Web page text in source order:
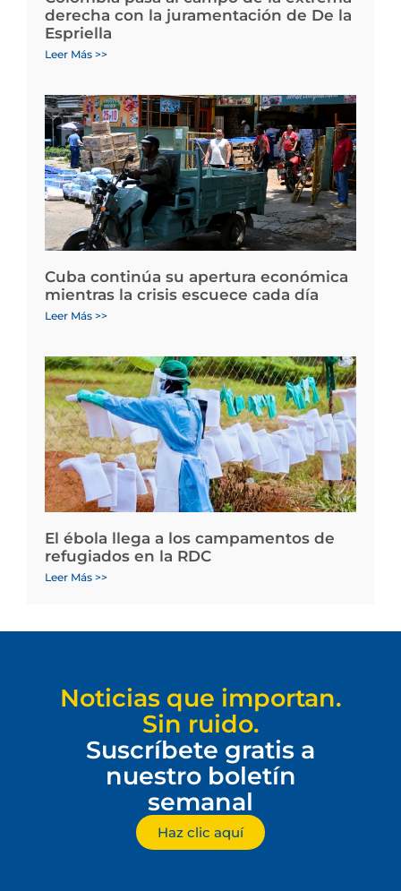
derecha con la juramentación de De la
Espriella
Leer Más >>
Cuba continúa su apertura económica
mientras la crisis escuece cada día
Leer Más >>
El ébola llega a los campamentos de
refugiados en la RDC
Leer Más >>
Noticias que importan.
Sin ruido.
Suscríbete gratis a
nuestro boletín
semanal
Haz clic aquí